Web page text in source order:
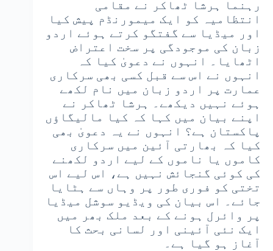
رہنما ہرشا ٹھاکر نے مقامی
انتظامیہ کو ایک میمورنڈم پیش کیا
اور میڈیا سے گفتگو کرتے ہوئے اردو
زبان کی موجودگی پر سخت اعتراض
اٹھایا۔ انہوں نے دعویٰ کیا کہ
انہوں نے اس سے قبل کسی بھی سرکاری
عمارت پر اردو زبان میں نام لکھے
ہوئے نہیں دیکھے۔ ہرشا ٹھاکر نے
اپنے بیان میں کہا کہ کیا مالیگاؤں
پاکستان ہے؟ انہوں نے یہ دعویٰ بھی
کیا کہ بھارتی آئین میں سرکاری
کاموں یا ناموں کے لیے اردو لکھنے
کی کوئی گنجائش نہیں ہے، اس لیے اس
تختی کو فوری طور پر وہاں سے ہٹایا
جائے۔ اس بیان کی ویڈیو سوشل میڈیا
پر وائرل ہونے کے بعد ملک بھر میں
ایک نئی آئینی اور لسانی بحث کا
آغاز ہو گیا ہے۔